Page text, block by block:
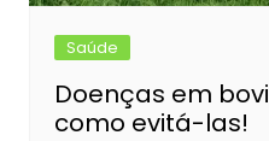
Saúde
Doenças em
como evitá-las!